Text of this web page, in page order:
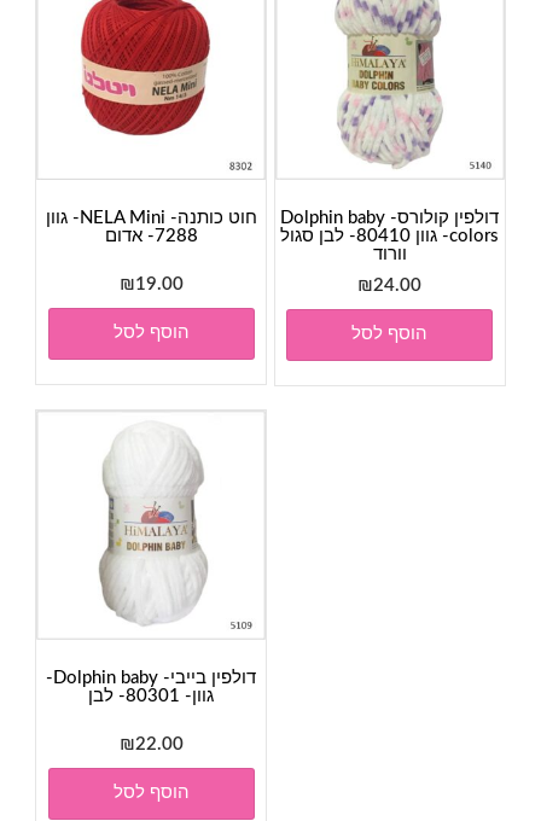
דולפין קולורס- Dolphin baby
colors- גוון 80410- לבן סגול
וורוד
₪24.00
הוסף לסל
חוט כותנה- NELA Mini- גוון
7288- אדום
₪19.00
הוסף לסל
דולפין בייבי- Dolphin baby-
גוון- 80301- לבן
₪22.00
הוסף לסל